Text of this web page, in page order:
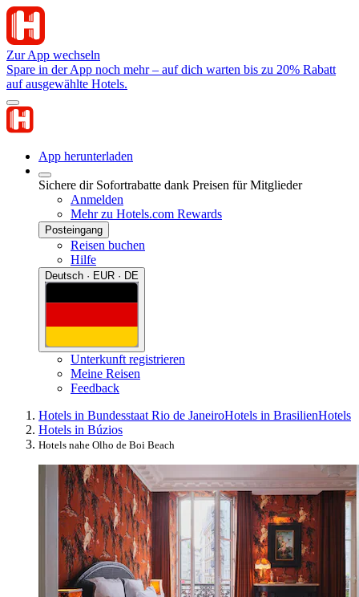
Zur App wechseln
Spare in der App noch mehr – auf dich warten bis zu 20% Rabatt
auf ausgewählte Hotels.
App herunterladen
Sichere dir Sofortrabatte dank Preisen für Mitglieder
Anmelden
Mehr zu Hotels.com Rewards
Posteingang
Reisen buchen
Hilfe
Deutsch · EUR · DE
Unterkunft registrieren
Meine Reisen
Feedback
Hotels in Bundesstaat Rio de JaneiroHotels in BrasilienHotels
Hotels in Búzios
Hotels nahe Olho de Boi Beach